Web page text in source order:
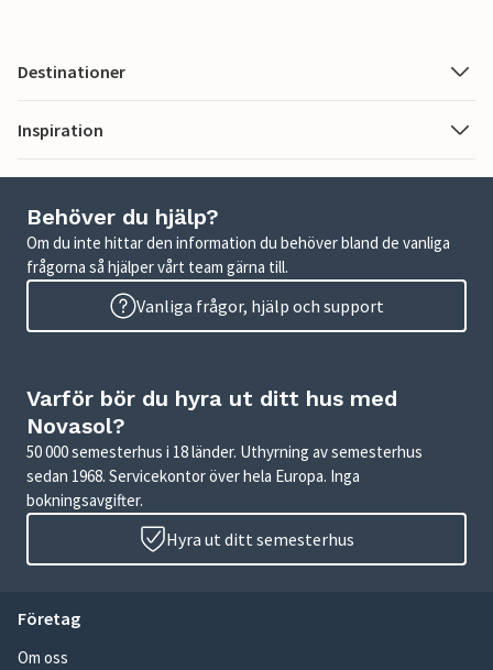
Destinationer
Inspiration
Behöver du hjälp?
Om du inte hittar den information du behöver bland de vanliga
frågorna så hjälper vårt team gärna till.
Vanliga frågor, hjälp och support
Varför bör du hyra ut ditt hus med
Novasol?
50 000 semesterhus i 18 länder. Uthyrning av semesterhus
sedan 1968. Servicekontor över hela Europa. Inga
bokningsavgifter.
Hyra ut ditt semesterhus
Företag
Om oss